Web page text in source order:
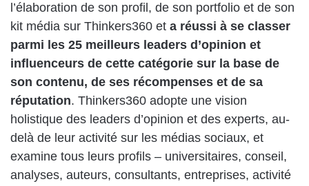
l’élaboration de son profil, de son portfolio et de son
kit média sur Thinkers360 et a réussi à se classer
parmi les 25 meilleurs leaders d’opinion et
influenceurs de cette catégorie sur la base de
son contenu, de ses récompenses et de sa
réputation. Thinkers360 adopte une vision
holistique des leaders d’opinion et des experts, au-
delà de leur activité sur les médias sociaux, et
examine tous leurs profils – universitaires, conseil,
analyses, auteurs, consultants, entreprises, activité